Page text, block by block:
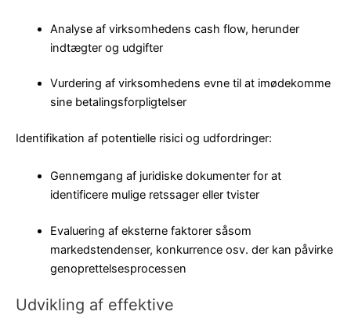
Analyse af virksomhedens cash flow, herunder
indtægter og udgifter
Vurdering af virksomhedens evne til at imødekomme
sine betalingsforpligtelser
Identifikation af potentielle risici og udfordringer:
Gennemgang af juridiske dokumenter for at
identificere mulige retssager eller tvister
Evaluering af eksterne faktorer såsom
markedstendenser, konkurrence osv. der kan påvirke
genoprettelsesprocessen
Udvikling af effektive